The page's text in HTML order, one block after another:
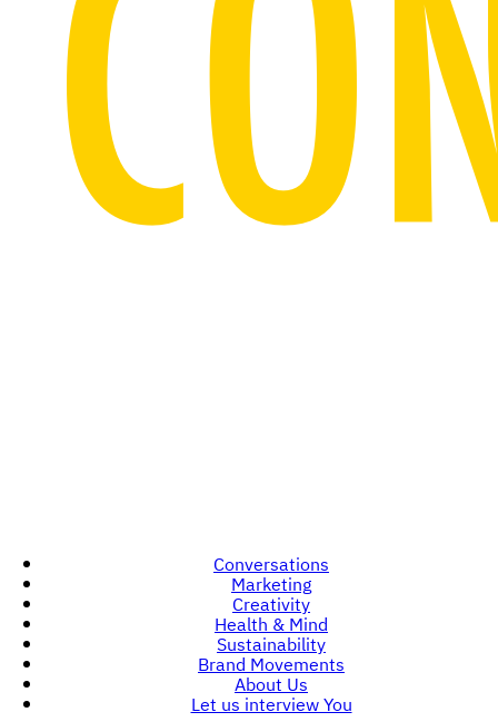
Conversations
Marketing
Creativity
Health & Mind
Sustainability
Brand Movements
About Us
Let us interview You